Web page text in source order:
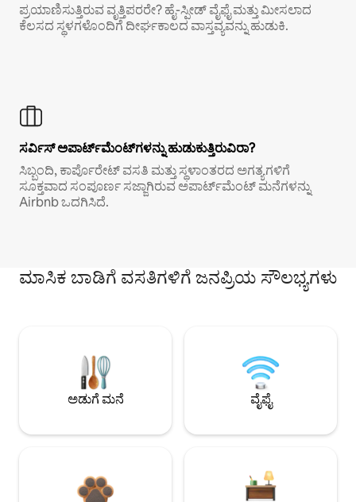
ಪ್ರಯಾಣಿಸುತ್ತಿರುವ ವೃತ್ತಿಪರರೇ? ಹೈ-ಸ್ಪೀಡ್ ವೈಫೈ ಮತ್ತು ಮೀಸಲಾದ
ಕೆಲಸದ ಸ್ಥಳಗಳೊಂದಿಗೆ ದೀರ್ಘಕಾಲದ ವಾಸ್ತವ್ಯವನ್ನು ಹುಡುಕಿ.
ಸರ್ವಿಸ್ ಅಪಾರ್ಟ್‌ಮೆಂಟ್‌ಗಳನ್ನು ಹುಡುಕುತ್ತಿರುವಿರಾ?
ಸಿಬ್ಬಂದಿ, ಕಾರ್ಪೊರೇಟ್ ವಸತಿ ಮತ್ತು ಸ್ಥಳಾಂತರದ ಅಗತ್ಯಗಳಿಗೆ
ಸೂಕ್ತವಾದ ಸಂಪೂರ್ಣ ಸಜ್ಜಾಗಿರುವ ಅಪಾರ್ಟ್‌ಮೆಂಟ್ ಮನೆಗಳನ್ನು
Airbnb ಒದಗಿಸಿದೆ.
ಮಾಸಿಕ ಬಾಡಿಗೆ ವಸತಿಗಳಿಗೆ ಜನಪ್ರಿಯ ಸೌಲಭ್ಯಗಳು
ಅಡುಗೆ ಮನೆ ವೈಫೈ